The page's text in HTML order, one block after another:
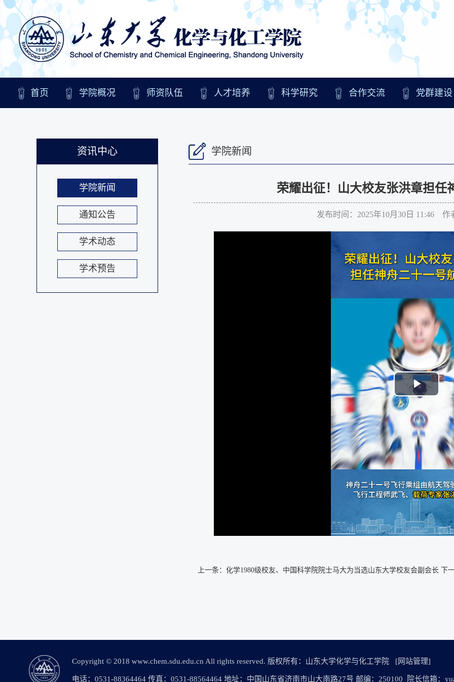
首页 学院概况 师资队伍 人才培养 科学研究 合作交流 党群建设
资讯中心
学院新闻
通知公告
学术动态
学术预告
学院新闻
荣耀出征！山大校友张洪章担任
发布时间：2025年10月30日 11:46
Play
上一条： 化学1980级校友、中国科学院院士马大为当选山东大学校友会副会长 下
Copyright © 2018 www.chem.sdu.edu.cn All rights reserved. 版权所有：山东大学化学与化工学院 [网站管理]
电话：0531-88364464 传真：0531-88564464 地址：中国山东省济南市山大南路27号 邮编：250100 院长信箱：